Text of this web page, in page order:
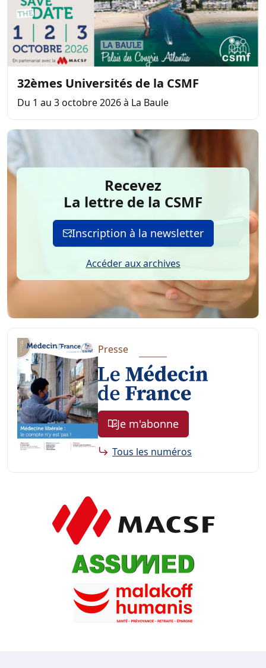
32èmes Universités de la CSMF
Du 1 au 3 octobre 2026 à La Baule
Recevez
La lettre de la CSMF
Inscription à la newsletter
Accéder aux archives
Presse
Je m'abonne
Tous les numéros